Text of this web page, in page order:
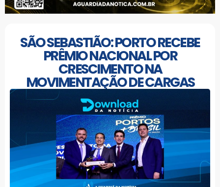
SÃO SEBASTIÃO: PORTO RECEBE
PRÊMIO NACIONAL POR
CRESCIMENTO NA
MOVIMENTAÇÃO DE CARGAS